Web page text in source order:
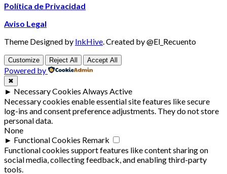
Política de Privacidad
Aviso Legal
Theme Designed by InkHive.Created by @El_Recuento
Customize Reject All Accept All
Powered by
✖
► Necessary Cookies Always Active
Necessary cookies enable essential site features like secure
log-ins and consent preference adjustments. They do not store
personal data.
None
► Functional Cookies Remark
Functional cookies support features like content sharing on
social media, collecting feedback, and enabling third-party
tools.